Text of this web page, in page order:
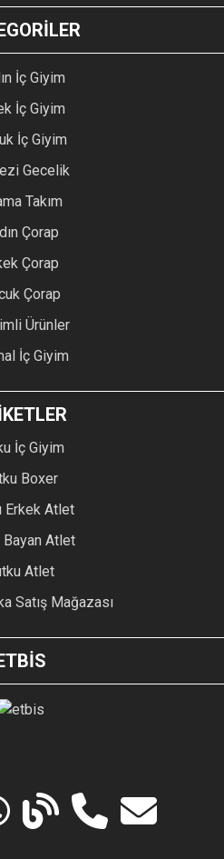
İç Giyim
İç Giyim
İç Giyim
Gecelik
Takım
Çorap
Çorap
Çorap
Ürünler
İç Giyim
İç Giyim
Boxer
Erkek Atlet
Bayan Atlet
Atlet
Satış Mağazası